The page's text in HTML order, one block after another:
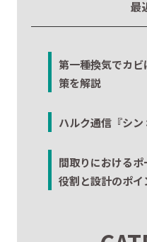
最
第一種換気でカ
策を解説
ハルク通信『シン
間取りにおける
役割と設計のポ